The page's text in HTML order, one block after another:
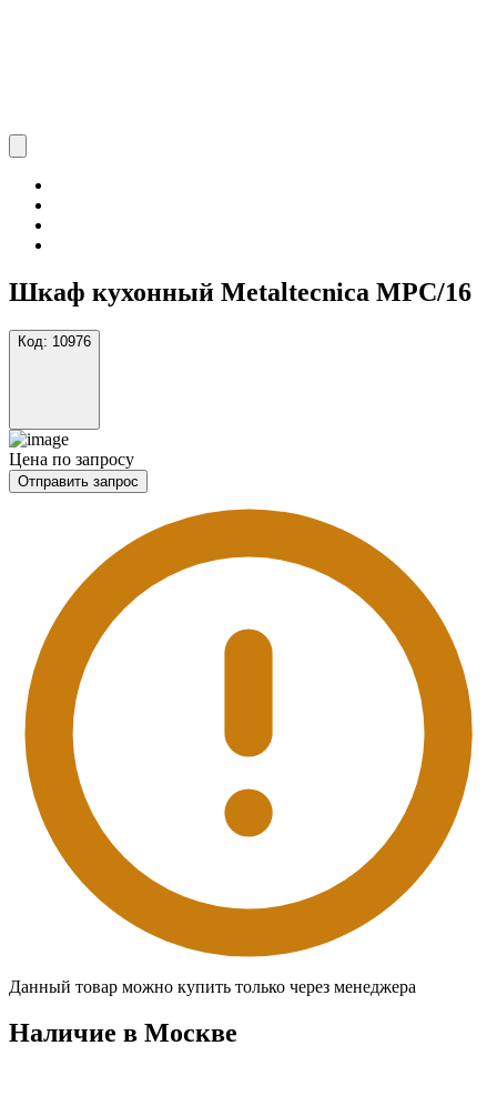
Шкаф кухонный Metaltecnica MPC/16
Код: 10976
Цена по запросу
Отправить запрос
Данный товар можно купить только через менеджера
Наличие в Москвe